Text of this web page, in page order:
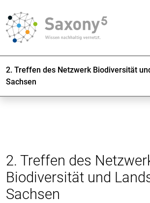
2. Treffen des Netzwerk Biodiversität
Sachsen
2. Treffen des
Biodiversität und
Sachsen